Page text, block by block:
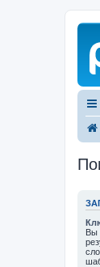
Вы